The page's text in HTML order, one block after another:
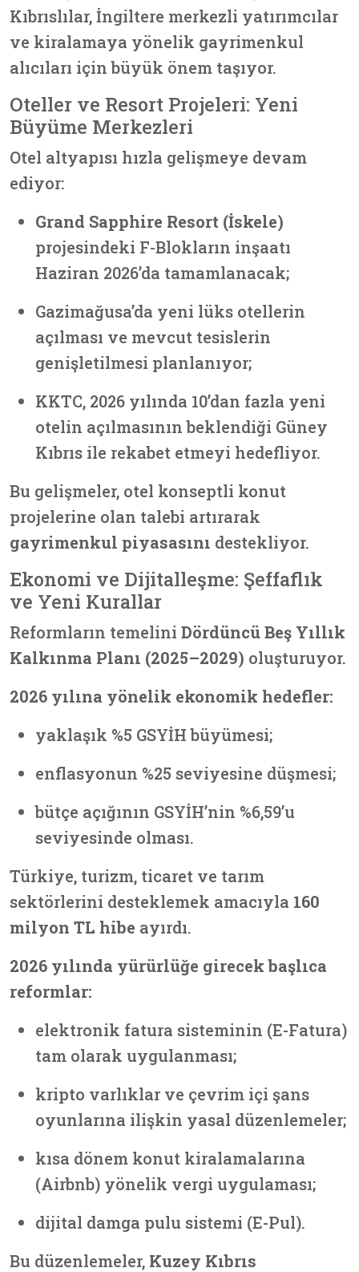
Kıbrıslılar, İngiltere merkezli yatırımcılar
ve kiralamaya yönelik gayrimenkul
alıcıları için büyük önem taşıyor.
Oteller ve Resort Projeleri: Yeni
Büyüme Merkezleri
Otel altyapısı hızla gelişmeye devam
ediyor:
Grand Sapphire Resort (İskele)
projesindeki F-Blokların inşaatı
Haziran 2026’da tamamlanacak;
Gazimağusa’da yeni lüks otellerin
açılması ve mevcut tesislerin
genişletilmesi planlanıyor;
KKTC, 2026 yılında 10’dan fazla yeni
otelin açılmasının beklendiği Güney
Kıbrıs ile rekabet etmeyi hedefliyor.
Bu gelişmeler, otel konseptli konut
projelerine olan talebi artırarak
gayrimenkul piyasasını destekliyor.
Ekonomi ve Dijitalleşme: Şeffaflık
ve Yeni Kurallar
Reformların temelini Dördüncü Beş Yıllık
Kalkınma Planı (2025–2029) oluşturuyor.
2026 yılına yönelik ekonomik hedefler:
yaklaşık %5 GSYİH büyümesi;
enflasyonun %25 seviyesine düşmesi;
bütçe açığının GSYİH’nin %6,59’u
seviyesinde olması.
Türkiye, turizm, ticaret ve tarım
sektörlerini desteklemek amacıyla 160
milyon TL hibe ayırdı.
2026 yılında yürürlüğe girecek başlıca
reformlar:
elektronik fatura sisteminin (E-Fatura)
tam olarak uygulanması;
kripto varlıklar ve çevrim içi şans
oyunlarına ilişkin yasal düzenlemeler;
kısa dönem konut kiralamalarına
(Airbnb) yönelik vergi uygulaması;
dijital damga pulu sistemi (E-Pul).
Bu düzenlemeler, Kuzey Kıbrıs